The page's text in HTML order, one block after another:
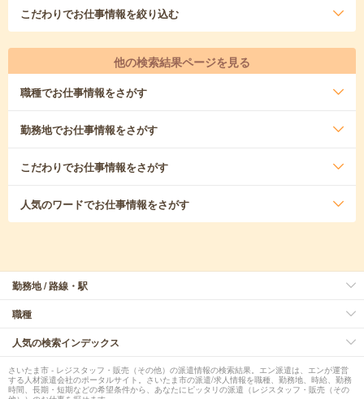
こだわりでお仕事情報を絞り込む
他の検索結果ページを見る
職種でお仕事情報をさがす
勤務地でお仕事情報をさがす
こだわりでお仕事情報をさがす
人気のワードでお仕事情報をさがす
勤務地 / 路線・駅
職種
人気の検索インデックス
さいたま市 - レジスタッフ・販売（その他）の派遣情報の検索結果。エン派遣は、エンが運営
する人材派遣会社のポータルサイト。さいたま市の派遣/求人情報を職種、勤務地、時給、勤務
時間、長期・短期などの希望条件から、あなたにピッタリの派遣（レジスタッフ・販売（その